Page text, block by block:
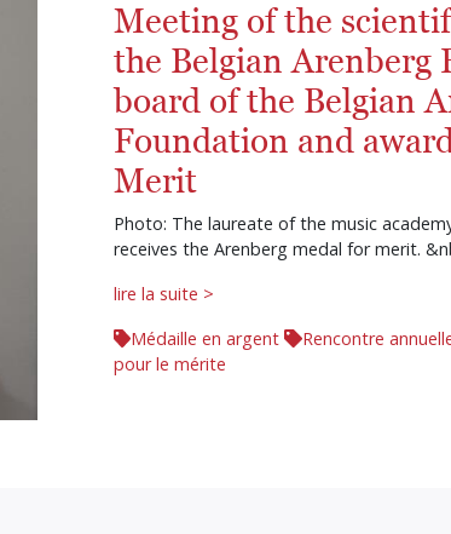
Meeting of the
the Belgian Arenberg
board of the Belgian
Foundation and
Merit
Photo: The laureate of the music
receives the Arenberg medal for merit.
lire la suite >
Médaille en argent
Rencontre
pour le mérite